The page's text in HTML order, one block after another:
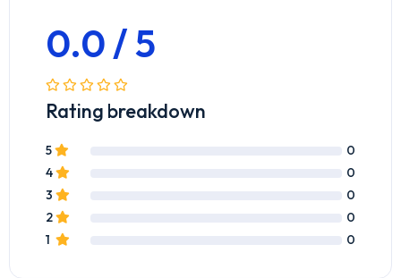
0.0 / 5
Rating breakdown
5
0
4
0
3
0
2
0
1
0